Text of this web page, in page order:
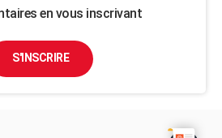
en vous inscrivant
S'INSCRIRE